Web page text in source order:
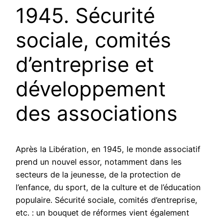
1945. Sécurité
sociale, comités
d’entreprise et
développement
des associations
Après la Libération, en 1945, le monde associatif
prend un nouvel essor, notamment dans les
secteurs de la jeunesse, de la protection de
l’enfance, du sport, de la culture et de l’éducation
populaire. Sécurité sociale, comités d’entreprise,
etc. : un bouquet de réformes vient également